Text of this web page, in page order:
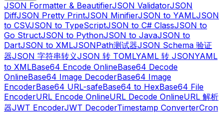
JSON Formatter & BeautifierJSON ValidatorJSON
DiffJSON Pretty PrintJSON MinifierJSON to YAMLJSON
to CSVJSON to TypeScriptJSON to C# ClassJSON to
Go StructJSON to PythonJSON to JavaJSON to
DartJSON to XMLJSONPath测试器JSON Schema 验证
器JSON 字符串转义JSON 转 TOMLYAML 转 JSONYAML
to XMLBase64 Encode OnlineBase64 Decode
OnlineBase64 Image DecoderBase64 Image
EncoderBase64 URL-safeBase64 to HexBase64 File
EncoderURL Encode OnlineURL Decode OnlineURL 解析
器JWT EncoderJWT DecoderTimestamp ConverterCron